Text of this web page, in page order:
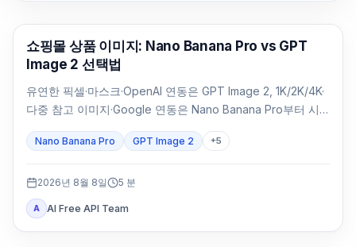
AI 이미지 생성
쇼핑몰 상품 이미지: Nano Banana Pro vs GPT
Image 2 선택법
유연한 픽셀·마스크·OpenAI 연동은 GPT Image 2, 1K/2K/4K·
다중 참고 이미지·Google 연동은 Nano Banana Pro부터 시
다 검수합니다.
Nano Banana Pro GPT Image 2 +5
2026년 8월 8일 5 분
A AI Free API Team